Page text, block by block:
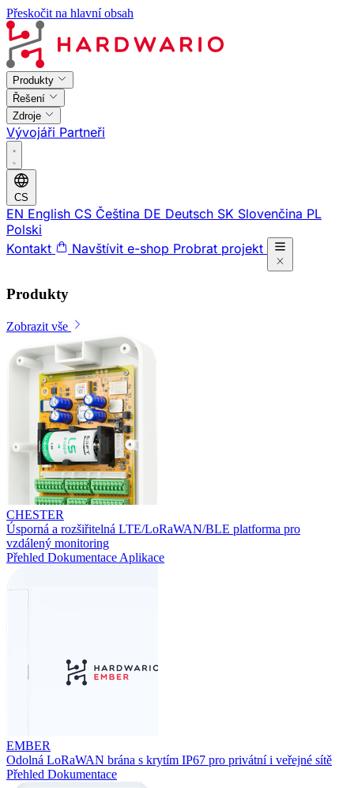
Přeskočit na hlavní obsah
Produkty
Řešení
Zdroje
Vývojáři Partneři
CS
EN English CS Čeština DE Deutsch SK Slovenčina PL
Polski
Kontakt
Navštívit e-shop Probrat projekt
Produkty
Zobrazit vše
CHESTER
Úsporná a rozšiřitelná LTE/LoRaWAN/BLE platforma pro
vzdálený monitoring
Přehled Dokumentace Aplikace
EMBER
Odolná LoRaWAN brána s krytím IP67 pro privátní i veřejné sítě
Přehled Dokumentace